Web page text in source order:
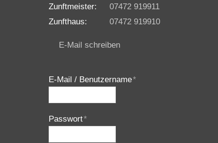
Zunftmeister:
07472 919911
Zunfthaus:
07472 919910
E-Mail schreiben
E-Mail / Benutzername*
Passwort*